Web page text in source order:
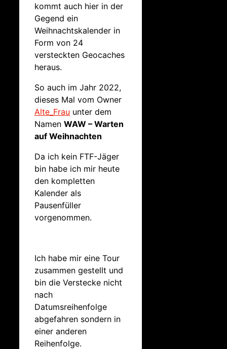
kommt auch hier in der
Gegend ein
Weihnachtskalender in
Form von 24
versteckten Geocaches
heraus.
So auch im Jahr 2022,
dieses Mal vom Owner
Alte_Frau unter dem
Namen WAW – Warten
auf Weihnachten
Da ich kein FTF-Jäger
bin habe ich mir heute
den kompletten
Kalender als
Pausenfüller
vorgenommen.
Ich habe mir eine Tour
zusammen gestellt und
bin die Verstecke nicht
nach
Datumsreihenfolge
abgefahren sondern in
einer anderen
Reihenfolge.